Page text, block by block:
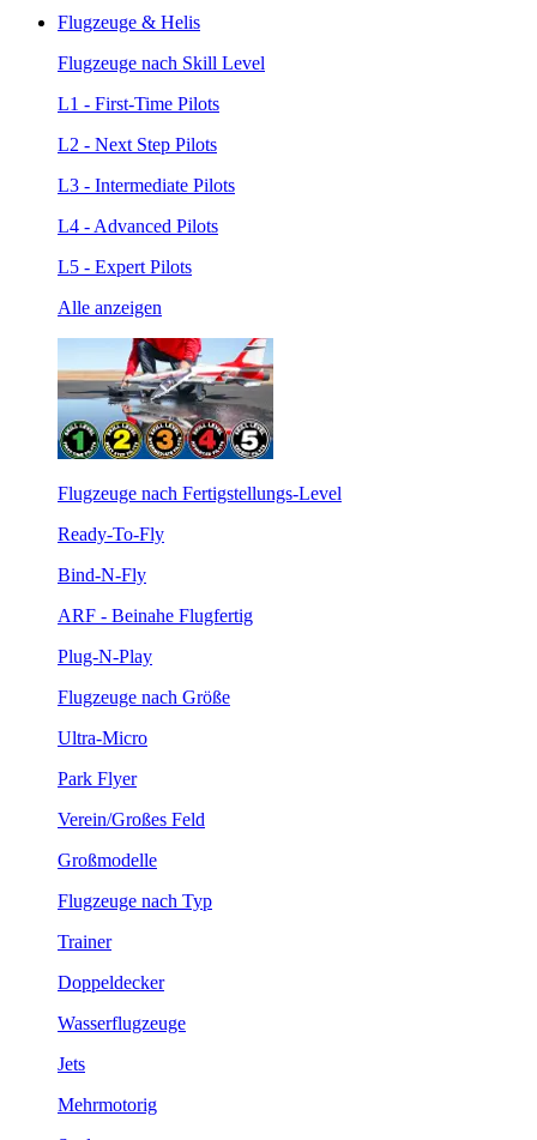
Flugzeuge & Helis
Flugzeuge nach Skill Level
L1 - First-Time Pilots
L2 - Next Step Pilots
L3 - Intermediate Pilots
L4 - Advanced Pilots
L5 - Expert Pilots
Alle anzeigen
Flugzeuge nach Fertigstellungs-Level
Ready-To-Fly
Bind-N-Fly
ARF - Beinahe Flugfertig
Plug-N-Play
Flugzeuge nach Größe
Ultra-Micro
Park Flyer
Verein/Großes Feld
Großmodelle
Flugzeuge nach Typ
Trainer
Doppeldecker
Wasserflugzeuge
Jets
Mehrmotorig